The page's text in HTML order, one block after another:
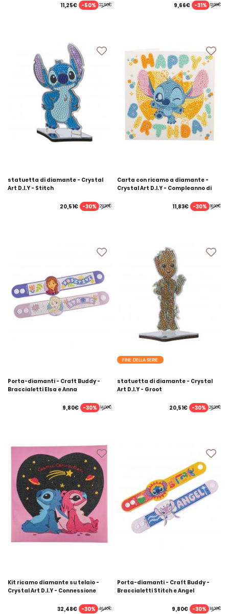
22,50€
11,25€ -50% 13,99€
9,66€ -31%
statuetta di diamante - Crystal
Art D.I.Y - Stitch
29,30€
20,51€ -30%
Carta con ricamo a diamante -
Crystal Art D.I.Y - Compleanno di
16,90€
11,83€ -30%
Porta-diamanti - Craft Buddy -
Braccialetti Elsa e Anna
14,00€
9,80€ -30%
FINE DELLA SERIE
statuetta di diamante - Crystal
Art D.I.Y - Groot
29,30€
20,51€ -30%
Kit ricamo diamante su telaio -
Crystal Art D.I.Y - Connessione
46,40€
32,48€ -30%
Porta-diamanti - Craft Buddy -
Braccialetti Stitch e Angel
14,00€
9,80€ -30%